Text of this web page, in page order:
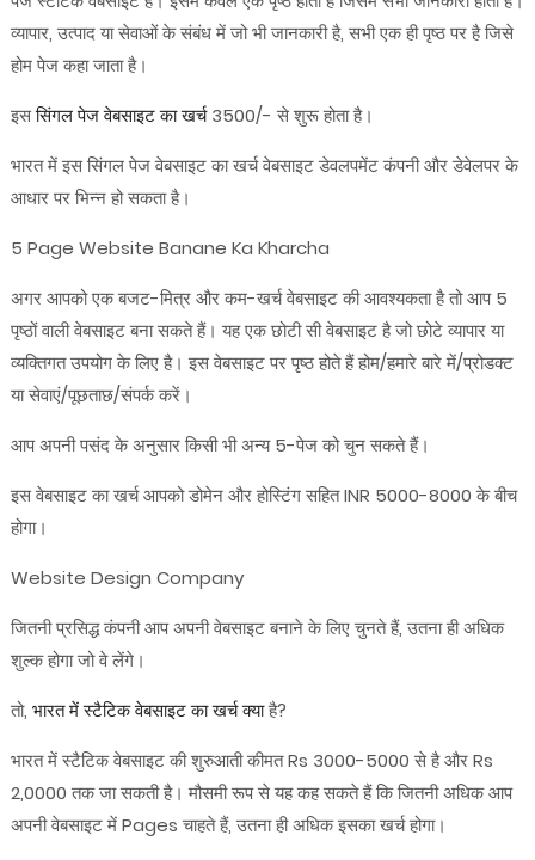
व्यापार, उत्पाद या सेवाओं के संबंध में जो भी जानकारी है, सभी एक ही पृष्ठ पर है जिसे
होम पेज कहा जाता है।
इससिंगल पेज वेबसाइट का खर्च3500/- से शुरू होता है।
भारत में इस सिंगल पेज वेबसाइट का खर्च वेबसाइट डेवलपमेंट कंपनी और डेवेलपर के
आधार पर भिन्न हो सकता है।
5 Page Website Banane Ka Kharcha
अगर आपको एक बजट-मित्र और कम-खर्च वेबसाइट की आवश्यकता है तो आप 5
पृष्ठों वाली वेबसाइट बना सकते हैं। यह एक छोटी सी वेबसाइट है जो छोटे व्यापार या
व्यक्तिगत उपयोग के लिए है। इस वेबसाइट पर पृष्ठ होते हैं होम/हमारे बारे में/प्रोडक्ट
या सेवाएं/पूछताछ/संपर्क करें।
आप अपनी पसंद के अनुसार किसी भी अन्य 5-पेज को चुन सकते हैं।
इस वेबसाइट का खर्च आपको डोमेन और होस्टिंग सहित INR 5000-8000 के बीच
होगा।
Website Design Company
जितनी प्रसिद्ध कंपनी आप अपनी वेबसाइट बनाने के लिए चुनते हैं, उतना ही अधिक
शुल्क होगा जो वे लेंगे।
तो, भारत में स्टैटिक वेबसाइट का खर्च क्याहै?
भारत में स्टैटिक वेबसाइट की शुरुआती कीमत Rs 3000-5000 से है और Rs
2,0000 तक जा सकती है। मौसमी रूप से यह कह सकते हैं कि जितनी अधिक आप
अपनी वेबसाइट में Pages चाहते हैं, उतना ही अधिक इसका खर्च होगा।